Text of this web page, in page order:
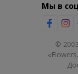
Мы в
©